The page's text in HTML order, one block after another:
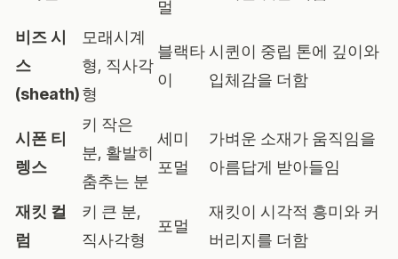
멀
비즈 시
스
(sheath)
모래시계
형, 직사각
형
블랙타
이
시퀸이 중립 톤에 깊이와
입체감을 더함
시폰 티
렝스
키 작은
분, 활발히
춤추는 분
세미
포멀
가벼운 소재가 움직임을
아름답게 받아들임
재킷 컬
럼
키 큰 분,
직사각형
포멀
재킷이 시각적 흥미와 커
버리지를 더함